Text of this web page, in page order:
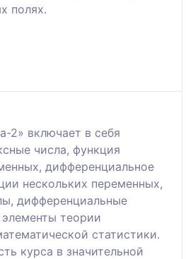
пoлях.
2» включает в себя
числа, функция
дифференциальное
нескольких переменных,
дифференциальные
теории
статистики.
курса в значительной